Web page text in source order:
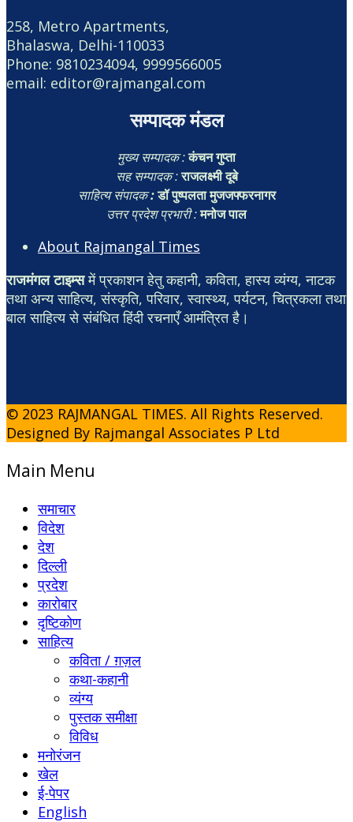
258, Metro Apartments,
Bhalaswa, Delhi-110033
Phone: 9810234094, 9999566005
email: editor@rajmangal.com
सम्पादक मंडल
मुख्य सम्पादक :कंचन गुप्ता
सह सम्पादक :राजलक्ष्मी दूबे
साहित्य संपादक:डॉ पुष्पलता मुजजफ्फरनागर
उत्तर प्रदेश प्रभारी :मनोज पाल
About Rajmangal Times
राजमंगल टाइम्समें प्रकाशन हेतु कहानी, कविता, हास्य व्यंग्य, नाटक
तथा अन्य साहित्य, संस्कृति, परिवार, स्वास्थ्य, पर्यटन, चित्रकला तथा
बाल साहित्य से संबंधित हिंदी रचनाएँ आमंत्रित है।
© 2023 RAJMANGAL TIMES. All Rights Reserved.
Designed By Rajmangal Associates P Ltd
Main Menu
समाचार
विदेश
देश
दिल्ली
प्रदेश
कारोबार
दृष्टिकोण
साहित्य
कविता / ग़ज़ल
कथा-कहानी
व्यंग्य
पुस्तक समीक्षा
विविध
मनोरंजन
खेल
ई-पेपर
English